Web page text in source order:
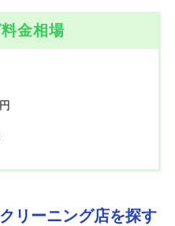
金相場
リーニング店を探す